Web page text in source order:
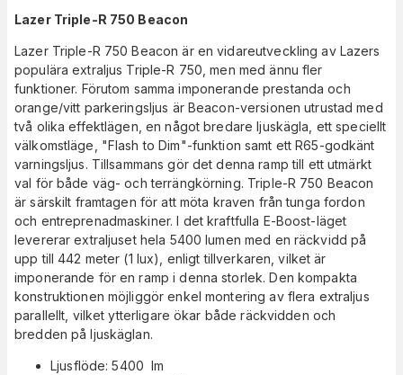
Lazer Triple-R 750 Beacon
Lazer Triple-R 750 Beacon är en vidareutveckling av Lazers
populära extraljus Triple-R 750, men med ännu fler
funktioner. Förutom samma imponerande prestanda och
orange/vitt parkeringsljus är Beacon-versionen utrustad med
två olika effektlägen, en något bredare ljuskägla, ett speciellt
välkomstläge, "Flash to Dim"-funktion samt ett R65-godkänt
varningsljus. Tillsammans gör det denna ramp till ett utmärkt
val för både väg- och terrängkörning. Triple-R 750 Beacon
är särskilt framtagen för att möta kraven från tunga fordon
och entreprenadmaskiner. I det kraftfulla E-Boost-läget
levererar extraljuset hela 5400 lumen med en räckvidd på
upp till 442 meter (1 lux), enligt tillverkaren, vilket är
imponerande för en ramp i denna storlek. Den kompakta
konstruktionen möjliggör enkel montering av flera extraljus
parallellt, vilket ytterligare ökar både räckvidden och
bredden på ljuskäglan.
Ljusflöde: 5400 lm